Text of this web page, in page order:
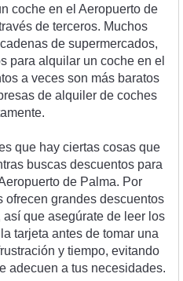
coche en el Aeropuerto de
vés de terceros. Muchos
enas de supermercados,
para al quilar un coche en el
os a veces son más baratos
as de al quiler de coches
amente.
que hay ciertas cosas que
ras buscas descuentos para
opuerto de Pal ma. Por
ofrecen grandes descuentos
así que asegúrate de leer los
la tarjeta antes de tomar una
ración y tiempo, evitando
adecuen a tus necesidades.